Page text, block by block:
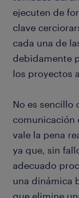
ejecuten de
clave
cada una de
debidamente
los proyectos
No es sencillo
comunicación
vale la pena
ya que, sin
adecuado
una dinámica